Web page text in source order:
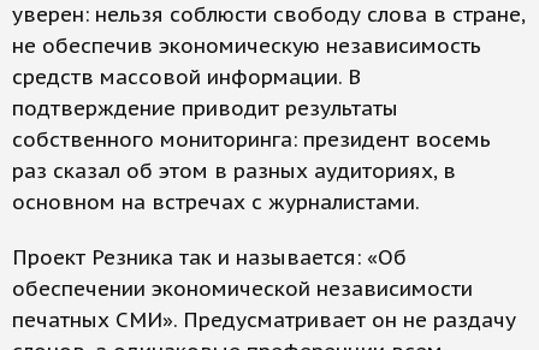
уверен: нельзя соблюсти свободу слова в стране,
не обеспечив экономическую независимость
средств массовой информации. В
подтверждение приводит результаты
собственного мониторинга: президент восемь
раз сказал об этом в разных аудиториях, в
основном на встречах с журналистами.
Проект Резника так и называется: «Об
обеспечении экономической независимости
печатных СМИ». Предусматривает он не раздачу